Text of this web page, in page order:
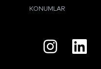
KONUMLAR